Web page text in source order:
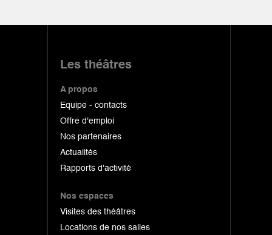
Les théâtres
A propos
Equipe - contacts
Offre d'emploi
Nos partenaires
Actualités
Rapports d'activité
Nos espaces
Visites des théâtres
Locations de nos salles